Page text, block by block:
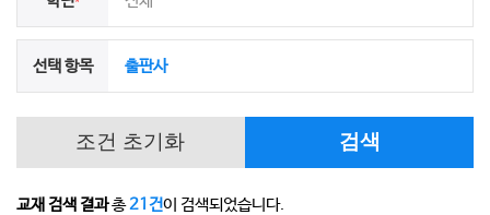
선택 항목 출판사
조건 초기화 검색
교재 검색 결과총21건이 검색되었습니다.